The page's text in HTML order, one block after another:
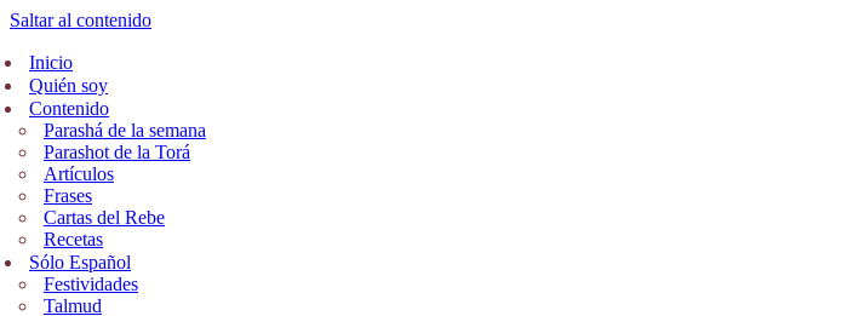
Saltar al contenido
Inicio
Quién soy
Contenido
Parashá de la semana
Parashot de la Torá
Artículos
Frases
Cartas del Rebe
Recetas
Sólo Español
Festividades
Talmud